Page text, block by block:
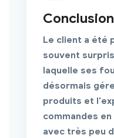
Le client a été
souvent
laquelle ses
désormais
produits et
commandes
avec très peu